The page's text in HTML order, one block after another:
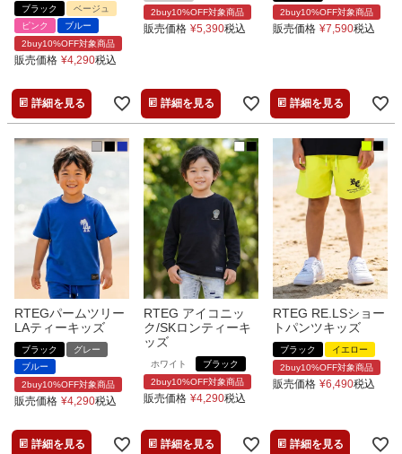
ブラック
ベージュ
ピンク
ブルー
2buy10%OFF対象商品
販売価格 ¥4,290税込
詳細を見る
2buy10%OFF対象商品
販売価格 ¥5,390税込
詳細を見る
2buy10%OFF対象商品
販売価格 ¥7,590税込
詳細を見る
RTEGパームツリー
LAティーキッズ
ブラック
グレー
ブルー
2buy10%OFF対象商品
販売価格 ¥4,290税込
詳細を見る
RTEG アイコニッ
ク/SKロンティーキ
ッズ
ホワイト
ブラック
2buy10%OFF対象商品
販売価格 ¥4,290税込
詳細を見る
RTEG RE.LSショー
トパンツキッズ
ブラック
イエロー
2buy10%OFF対象商品
販売価格 ¥6,490税込
詳細を見る